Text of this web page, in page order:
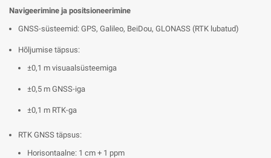
Navigeerimine ja positsioneerimine
GNSS-süsteemid: GPS, Galileo, BeiDou, GLONASS (RTK lubatud)
Hõljumise täpsus:
±0,1 m visuaalsüsteemiga
±0,5 m GNSS-iga
±0,1 m RTK-ga
RTK GNSS täpsus:
Horisontaalne: 1 cm + 1 ppm